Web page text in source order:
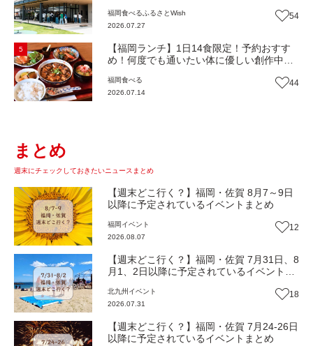
『bound garden』（福岡・新宮町）【まち
歩き】
福岡食べるふるさとWish
2026.07.27
54
5
【福岡ランチ】1日14食限定！予約おすす
め！何度でも通いたい体に優しい創作中華
【まち歩き】
福岡食べる
2026.07.14
44
まとめ
週末にチェックしておきたいニュースまとめ
【週末どこ行く？】福岡・佐賀 8月7～9日
以降に予定されているイベントまとめ
福岡 イベント
2026.08.07
12
【週末どこ行く？】福岡・佐賀 7月31日、8
月1、2日以降に予定されているイベントま
北九州 イベント
2026.07.31
18
【週末どこ行く？】福岡・佐賀 7月24-26日
以降に予定されているイベントまとめ